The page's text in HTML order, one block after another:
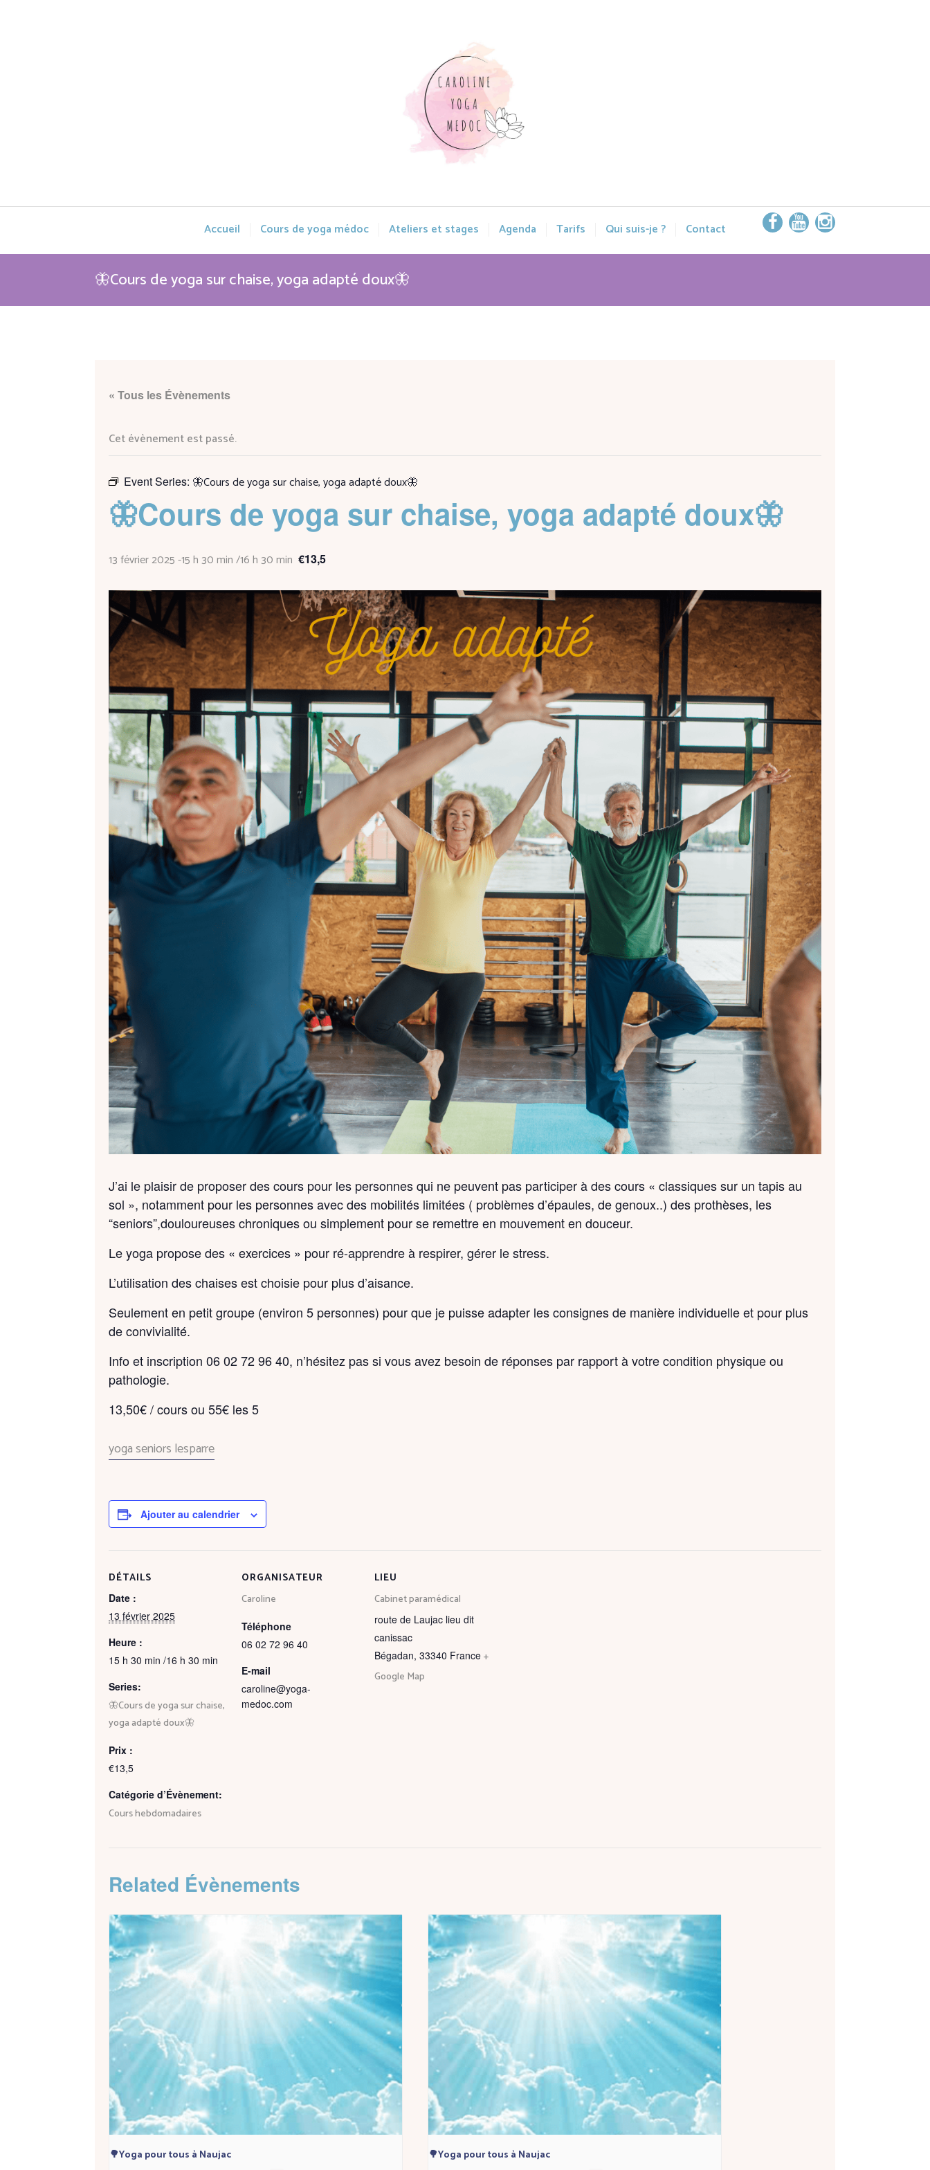
Accueil Cours de yoga médoc Ateliers et stages Agenda Tarifs Qui suis-je ? Contact
🦋Cours de yoga sur chaise, yoga adapté doux🦋
« Tous les Évènements
Cet évènement est passé.
Event Series: 🦋Cours de yoga sur chaise, yoga adapté doux🦋
🦋Cours de yoga sur chaise, yoga adapté doux🦋
13 février 2025 -15 h 30 min/16 h 30 min €13,5
J’ai le plaisir de proposer des cours pour les personnes qui ne peuvent pas participer à des cours « classiques sur un tapis au
sol », notamment pour les personnes avec des mobilités limitées ( problèmes d’épaules, de genoux..) des prothèses, les
“seniors”,douloureuses chroniques ou simplement pour se remettre en mouvement en douceur.
Le yoga propose des « exercices » pour ré-apprendre à respirer, gérer le stress.
L’utilisation des chaises est choisie pour plus d’aisance.
Seulement en petit groupe (environ 5 personnes) pour que je puisse adapter les consignes de manière individuelle et pour plus
de convivialité.
Info et inscription 06 02 72 96 40, n’hésitez pas si vous avez besoin de réponses par rapport à votre condition physique ou
pathologie.
13,50€ / cours ou 55€ les 5
yoga seniors lesparre
Ajouter au calendrier
DÉTAILS
Date :
13 février 2025
Heure :
15 h 30 min /16 h 30 min
Series:
🦋Cours de yoga sur chaise,
yoga adapté doux🦋
Prix :
€13,5
Catégorie d’Évènement:
Cours hebdomadaires
ORGANISATEUR
Caroline
Téléphone
06 02 72 96 40
E-mail
caroline@yoga-
medoc.com
LIEU
Cabinet paramédical
route de Laujac lieu dit
canissac
Bégadan, 33340 France +
Google Map
Related Évènements
🌳Yoga pour tous à Naujac 🌳Yoga pour tous à Naujac